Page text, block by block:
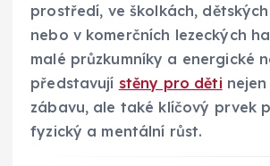
prostředí, ve školkách,
nebo v komerčních lezeckých
malé průzkumníky a energické
představují stěny pro děti
zábavu, ale také klíčový prvek
fyzický a mentální růst.